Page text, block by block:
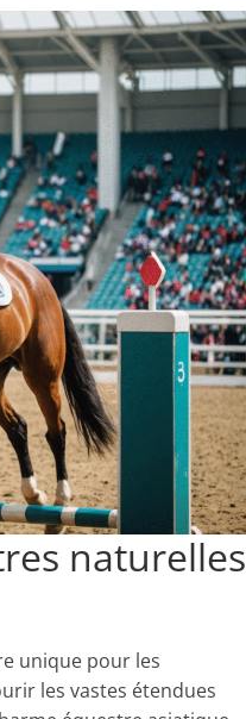
naturelles
unique pour les
les vastes étendues